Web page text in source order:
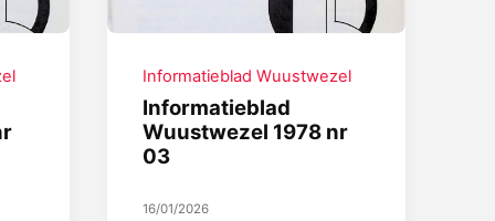
Informatieblad Wuustwezel
Informatieblad
Wuustwezel 1978 nr
03
16/01/2026